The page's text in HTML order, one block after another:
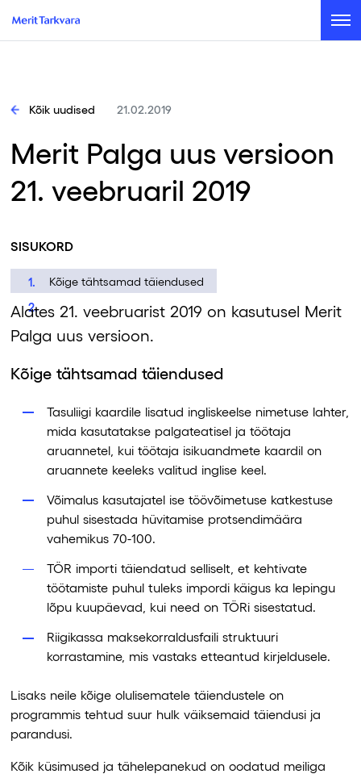
Kõik uudised 21.02.2019
Merit Palga uus versioon
21. veebruaril 2019
SISUKORD
Kõige tähtsamad täiendused
Alates 21. veebruarist 2019 on kasutusel Merit
Palga uus versioon.
Kõige tähtsamad täiendused
Tasuliigi kaardile lisatud ingliskeelse nimetuse lahter,
mida kasutatakse palgateatisel ja töötaja
aruannetel, kui töötaja isikuandmete kaardil on
aruannete keeleks valitud inglise keel.
Võimalus kasutajatel ise töövõimetuse katkestuse
puhul sisestada hüvitamise protsendimäära
vahemikus 70-100.
TÖR importi täiendatud selliselt, et kehtivate
töötamiste puhul tuleks impordi käigus ka lepingu
lõpu kuupäevad, kui need on TÖRi sisestatud.
Riigikassa maksekorraldusfaili struktuuri
korrastamine, mis vastaks etteantud kirjeldusele.
Lisaks neile kõige olulisematele täiendustele on
programmis tehtud suur hulk väiksemaid täiendusi ja
parandusi.
Kõik küsimused ja tähelepanekud on oodatud meiliga